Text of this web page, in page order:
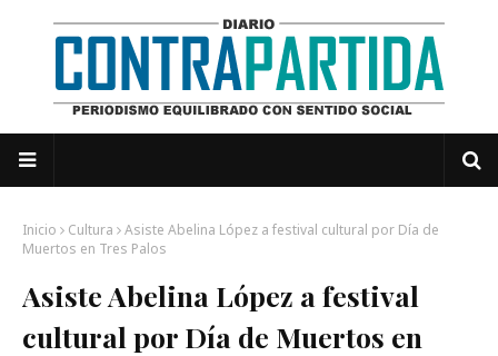
Inicio Cultura
Asiste Abelina López a festival cultural por Día de
Muertos en Tres Palos
Asiste Abelina López a festival
cultural por Día de Muertos en